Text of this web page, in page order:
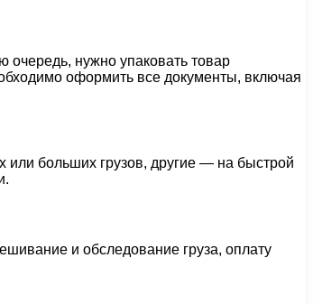
очередь, нужно упаковать товар
оформить все документы, включая
больших грузов, другие — на быстрой
и обследование груза, оплату